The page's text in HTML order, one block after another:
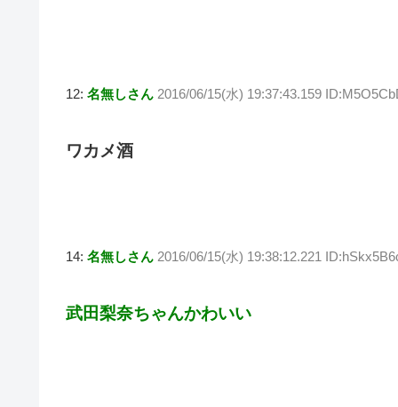
12: 名無しさん 2016/06/15(水) 19:37:43.159
ワカメ酒
14: 名無しさん 2016/06/15(水) 19:38:12.221
武田梨奈ちゃんかわいい